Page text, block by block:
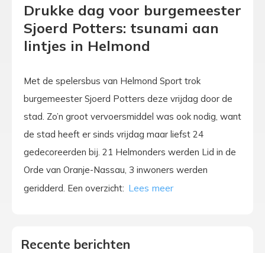
Drukke dag voor burgemeester
Sjoerd Potters: tsunami aan
lintjes in Helmond
Met de spelersbus van Helmond Sport trok
burgemeester Sjoerd Potters deze vrijdag door de
stad. Zo’n groot vervoersmiddel was ook nodig, want
de stad heeft er sinds vrijdag maar liefst 24
gedecoreerden bij. 21 Helmonders werden Lid in de
Orde van Oranje-Nassau, 3 inwoners werden
geridderd. Een overzicht:
Recente berichten